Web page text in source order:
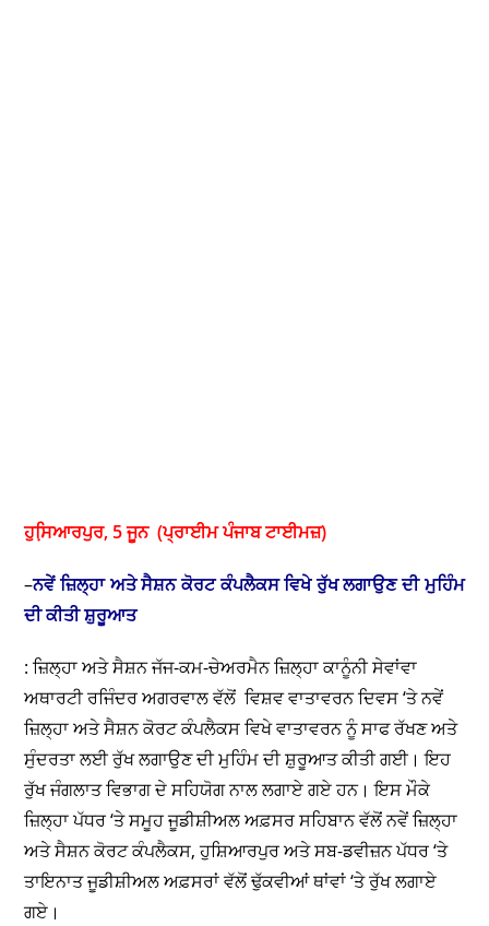
ਹੁਸਿ਼ਆਰਪੁਰ, 5 ਜੂਨ (ਪ੍ਰਾਈਮ ਪੰਜਾਬ ਟਾਈਮਜ਼)
–ਨਵੇਂ ਜ਼ਿਲ੍ਹਾ ਅਤੇ ਸੈਸ਼ਨ ਕੋਰਟ ਕੰਪਲੈਕਸ ਵਿਖੇ ਰੁੱਖ ਲਗਾਉਣ ਦੀ ਮੁਹਿੰਮ
ਦੀ ਕੀਤੀ ਸ਼ੁਰੂਆਤ
: ਜ਼ਿਲ੍ਹਾ ਅਤੇ ਸੈਸ਼ਨ ਜੱਜ-ਕਮ-ਚੇਅਰਮੈਨ ਜ਼ਿਲ੍ਹਾ ਕਾਨੂੰਨੀ ਸੇਵਾਂਵਾ
ਅਥਾਰਟੀ ਰਜਿੰਦਰ ਅਗਰਵਾਲ ਵੱਲੋਂ ਵਿਸ਼ਵ ਵਾਤਾਵਰਨ ਦਿਵਸ ‘ਤੇ ਨਵੇਂ
ਜ਼ਿਲ੍ਹਾ ਅਤੇ ਸੈਸ਼ਨ ਕੋਰਟ ਕੰਪਲੈਕਸ ਵਿਖੇ ਵਾਤਾਵਰਨ ਨੂੰ ਸਾਫ ਰੱਖਣ ਅਤੇ
ਸੁੰਦਰਤਾ ਲਈ ਰੁੱਖ ਲਗਾਉਣ ਦੀ ਮੁਹਿੰਮ ਦੀ ਸ਼ੁਰੂਆਤ ਕੀਤੀ ਗਈ। ਇਹ
ਰੁੱਖ ਜੰਗਲਾਤ ਵਿਭਾਗ ਦੇ ਸਹਿਯੋਗ ਨਾਲ ਲਗਾਏ ਗਏ ਹਨ। ਇਸ ਮੌਕੇ
ਜ਼ਿਲ੍ਹਾ ਪੱਧਰ ‘ਤੇ ਸਮੂਹ ਜੂਡੀਸ਼ੀਅਲ ਅਫ਼ਸਰ ਸਹਿਬਾਨ ਵੱਲੋਂ ਨਵੇਂ ਜ਼ਿਲ੍ਹਾ
ਅਤੇ ਸੈਸ਼ਨ ਕੋਰਟ ਕੰਪਲੈਕਸ, ਹੁਸ਼ਿਆਰਪੁਰ ਅਤੇ ਸਬ-ਡਵੀਜ਼ਨ ਪੱਧਰ ‘ਤੇ
ਤਾਇਨਾਤ ਜੂਡੀਸ਼ੀਅਲ ਅਫ਼ਸਰਾਂ ਵੱਲੋਂ ਢੁੱਕਵੀਆਂ ਥਾਂਵਾਂ ‘ਤੇ ਰੁੱਖ ਲਗਾਏ
ਗਏ।